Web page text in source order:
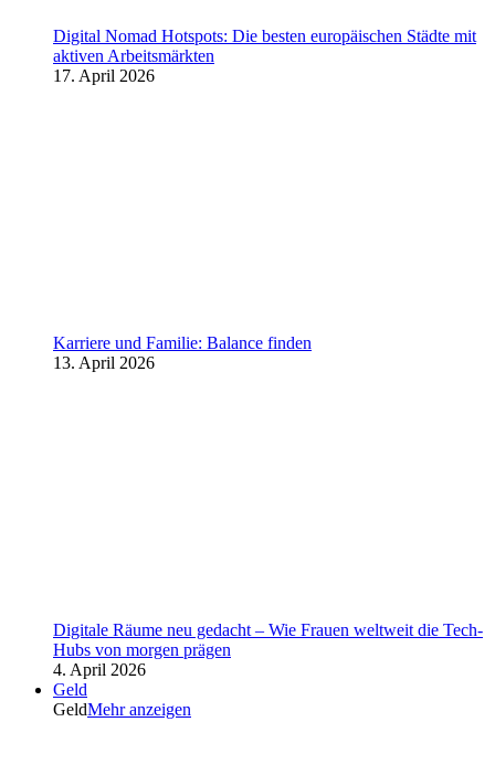
Digital Nomad Hotspots: Die besten europäischen Städte mit
aktiven Arbeitsmärkten
17. April 2026
Karriere und Familie: Balance finden
13. April 2026
Digitale Räume neu gedacht – Wie Frauen weltweit die Tech-
Hubs von morgen prägen
4. April 2026
Geld
GeldMehr anzeigen